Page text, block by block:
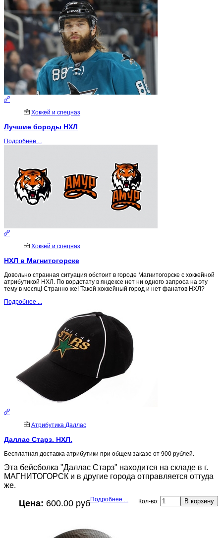
Хоккей и спецназ
Лучшие бороды НХЛ
Подробнее ...
Хоккей и спецназ
НХЛ в Магнитогорске
Довольно странная ситуация обстоит в городе Магнитогорске с хоккейной
атрибутикой НХЛ. По вордстату в яндексе нет ни одного запроса на эту
тему в месяц! Странно же! Такой хоккейный город и нет фанатов НХЛ?
Подробнее ...
Атрибутика Даллас
Даллас Старз. НХЛ.
Бесплатная доставка атрибутики при общем заказе от 900 рублей.
Эта бейсболка "Даллас Старз" находится на складе в г.
МАГНИТОГОРСК и в другие города отправляется оттуда
же.
Цена: 600.00 руб Кол-во:
Подробнее ...